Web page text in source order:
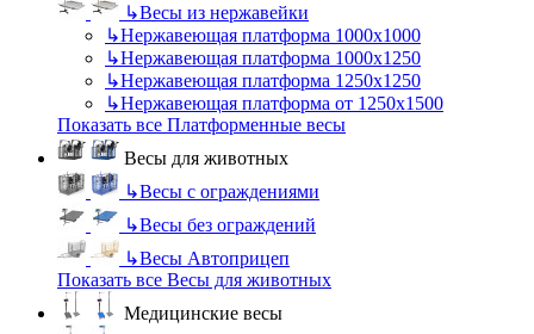
↳Весы из нержавейки
↳Нержавеющая платформа 1000х1000
↳Нержавеющая платформа 1000х1250
↳Нержавеющая платформа 1250х1250
↳Нержавеющая платформа от 1250х1500
Показать все Платформенные весы
Весы для животных
↳Весы с ограждениями
↳Весы без ограждений
↳Весы Автоприцеп
Показать все Весы для животных
Медицинские весы